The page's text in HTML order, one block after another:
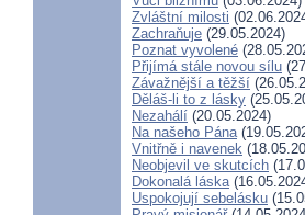
Zvláštní milosti
Zachraňuje (29.05.2024)
Poznat vyvolené
Přijímá stále novou sílu
Závažnější a těžší
Děláš-li to z lásky
Nezahálí (20.05.2024)
Na našeho Pána
Vnitřně i navenek
Neobjevil ve skutcích
Dokonalá láska
Uspokojují sebelásku